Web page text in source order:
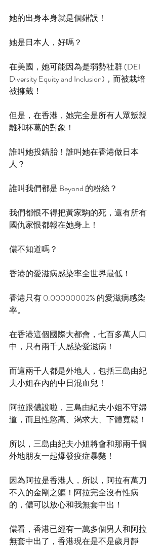
她的出身本身就是個錯誤！
她是日本人，好嗎？
在美國，她可能因為是弱勢社群 (DEI
Diversity Equity and Inclusion)，而被栽培
被擁戴！
但是，在香港，她完全是所有人眾叛親
離和杯葛的對象！
誰叫她投錯胎！誰叫她在香港做日本
人？
誰叫我們都是 Beyond 的粉絲？
我們都恨不得把黃家駒的死，還有所有
國仇家恨都報在她身上！
儂不知道嗎？
香港的愛滋病感染率全世界最低！
香港只有 0.00000002% 的愛滋病感染
率。
在香港這個國際大都會，七百多萬人口
中，只有兩千人感染愛滋病！
而這兩千人都是外地人，包括三島由紀
夫小姐在內的中日混血兒！
阿拉跟儂說啦，三島由紀夫小姐不守婦
道，而且性慾高、渴求大、下體寬鬆！
所以，三島由紀夫小姐將會和那兩千個
外地朋友一起爆發疫症暴斃！
因為阿拉是香港人，所以，阿拉有萬刀
不入的金剛之軀！阿拉完全沒有性病
的，儂可以放心和我無套中出！
儂看，香港已經有一萬多個男人和阿拉
無套中出了，香港現在是不是歲月靜